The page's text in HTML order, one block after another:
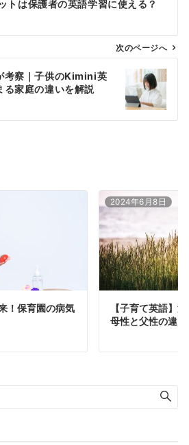
トは保護者の英語学習に使える？
次のページへ
考察｜子供のKimini英
る家庭の違いを解説
！保育園の病気
2024年6月8日
【子育て英語】
母性と父性の違